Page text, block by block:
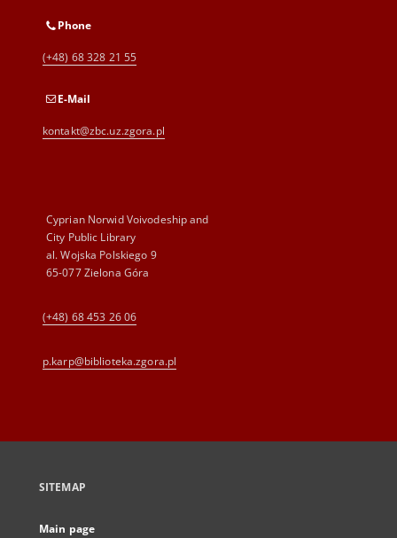
Phone
(+48) 68 328 21 55
E-Mail
kontakt@zbc.uz.zgora.pl
Cyprian Norwid Voivodeship and
City Public Library
al. Wojska Polskiego 9
65-077 Zielona Góra
(+48) 68 453 26 06
p.karp@biblioteka.zgora.pl
SITEMAP
Main page